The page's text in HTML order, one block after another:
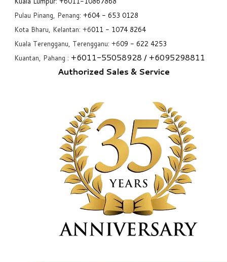
Pulau Pinang, Penang: +604 - 653 0128
Kota Bharu, Kelantan: +6011 - 1074 8264
Kuala Terengganu, Terengganu: +609 - 622 4253
Kuantan, Pahang : +6011-55058928 / +6095298811
Authorized Sales & Service